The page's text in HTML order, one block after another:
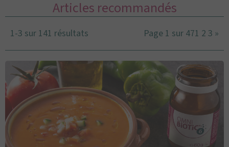
Articles recommandés
1-3 sur 141 résultats Page 1 sur 471 2 3 »